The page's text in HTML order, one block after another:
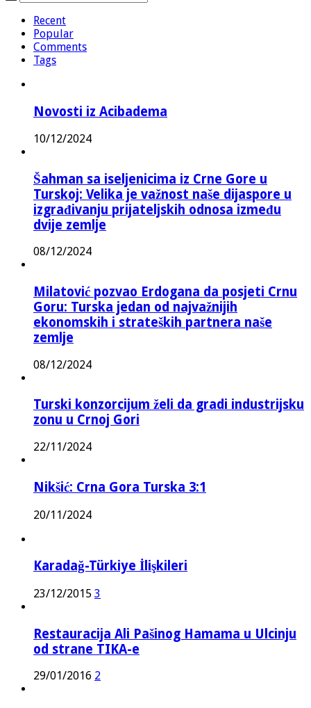
Recent
Popular
Comments
Tags
Novosti iz Acibadema
10/12/2024
Šahman sa iseljenicima iz Crne Gore u
Turskoj: Velika je važnost naše dijaspore u
izgrađivanju prijateljskih odnosa između
dvije zemlje
08/12/2024
Milatović pozvao Erdogana da posjeti Crnu
Goru: Turska jedan od najvažnijih
ekonomskih i strateških partnera naše
zemlje
08/12/2024
Turski konzorcijum želi da gradi industrijsku
zonu u Crnoj Gori
22/11/2024
Nikšić: Crna Gora Turska 3:1
20/11/2024
Karadağ-Türkiye İlişkileri
23/12/2015 3
Restauracija Ali Pašinog Hamama u Ulcinju
od strane TIKA-e
29/01/2016 2